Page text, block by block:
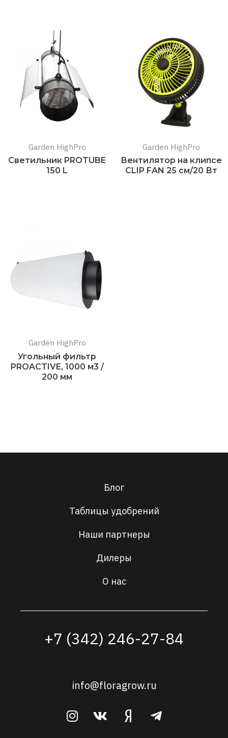
Garden HighPro
Светильник PROTUBE
150 L
Garden HighPro
Вентилятор на клипсе
CLIP FAN 25 см/20 Вт
Garden HighPro
Угольный фильтр
PROACTIVE, 1000 м3 /
200 мм
Блог
Таблицы удобрений
Наши партнеры
Дилеры
О нас
+7 (342) 246-27-84
info@floragrow.ru